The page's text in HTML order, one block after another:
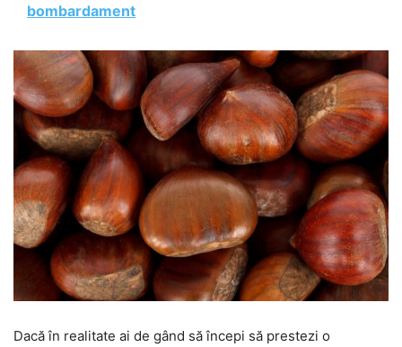
bombardament
Dacă în realitate ai de gând să începi să prestezi o